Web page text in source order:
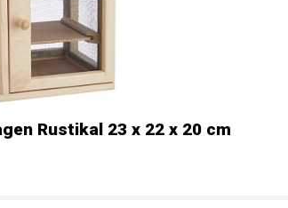
Rustikal 23 x 22 x 20 cm